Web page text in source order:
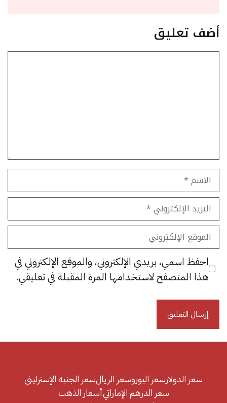
أضف تعليق
الاسم
البريد
الإلكتروني
الموقع
الإلكتروني
احفظ اسمي، بريدي الإلكتروني، والموقع الإلكتروني في
هذا المتصفح لاستخدامها المرة المقبلة في تعليقي.
سعر الدولارسعر اليوروسعر الريالسعر الجنيه الإسترليني
سعر الدرهم الإماراتيأسعار الذهب